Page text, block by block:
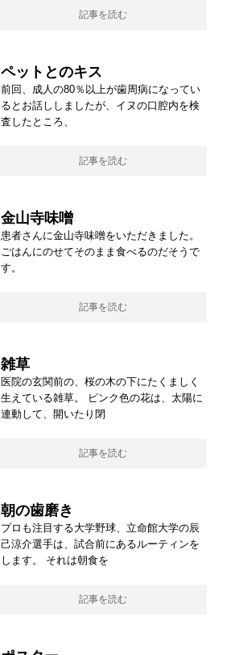
記事を読む
ペットとのキス
前回、成人の80％以上が歯周病になってい
るとお話ししましたが、イヌの口腔内を検
査したところ、
記事を読む
金山寺味噌
患者さんに金山寺味噌をいただきました。
ごはんにのせてそのまま食べるのだそうで
す。
記事を読む
雑草
医院の玄関前の、桜の木の下にたくましく
生えている雑草。 ピンク色の花は、太陽に
連動して、開いたり閉
記事を読む
朝の歯磨き
プロも注目する大学野球、立命館大学の辰
己涼介選手は、試合前にあるルーティンを
します。 それは朝食を
記事を読む